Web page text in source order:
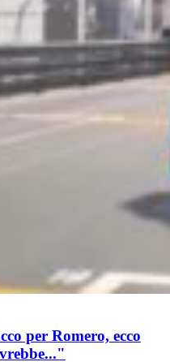
per Romero, ecco